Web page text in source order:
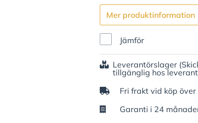
Mer produktinformation
Jämför
Leverantörslager
tillgänglig hos
Fri frakt vid köp
Garanti i 24